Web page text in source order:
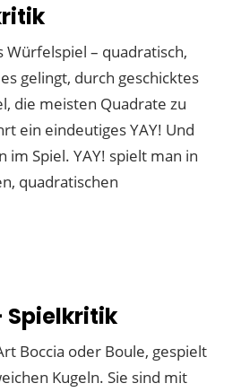
Würfelspiel – quadratisch,
gelingt, durch geschicktes
die meisten Quadrate zu
ein eindeutiges YAY! Und
im Spiel. YAY! spielt man in
quadratischen
Spielkritik
Boccia oder Boule, gespielt
Kugeln. Sie sind mit